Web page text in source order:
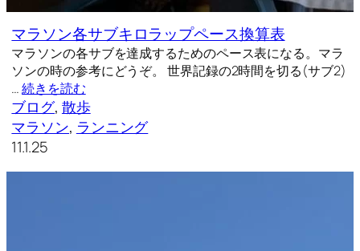
マラソン各サブキロラップペース換算表
マラソンの各サブを達成するためのペース表になる。マラ
ソンの時の参考にどうぞ。 世界記録の2時間を切る(サブ2)
…続きを読む
ブログ, 散歩
マラソン, ランニング
11.1.25